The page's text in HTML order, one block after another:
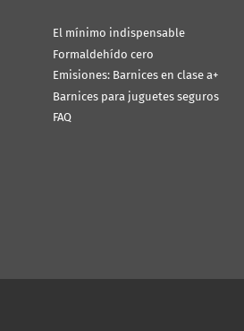
El mínimo indispensable
Formaldehído cero
Emisiones: Barnices en clase a+
Barnices para juguetes seguros
FAQ